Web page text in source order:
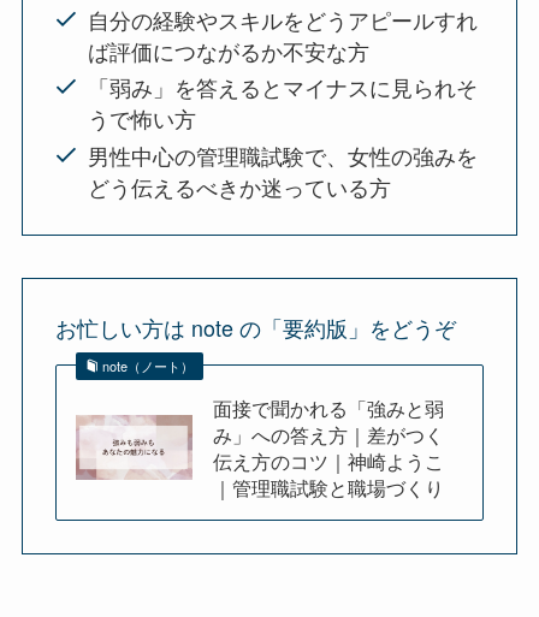
自分の経験やスキルをどうアピールすれ
ば評価につながるか不安な方
「弱み」を答えるとマイナスに見られそ
うで怖い方
男性中心の管理職試験で、女性の強みを
どう伝えるべきか迷っている方
お忙しい方は note の「要約版」をどうぞ
note（ノート）
面接で聞かれる「強みと弱
み」への答え方｜差がつく
伝え方のコツ｜神崎ようこ
｜管理職試験と職場づくり